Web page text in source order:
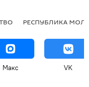
РЕСПУБЛИКА
Макс VK